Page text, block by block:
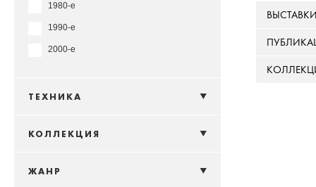
1980-е
1990-е
2000-е
ТЕХНИКА
КОЛЛЕКЦИЯ
ЖАНР